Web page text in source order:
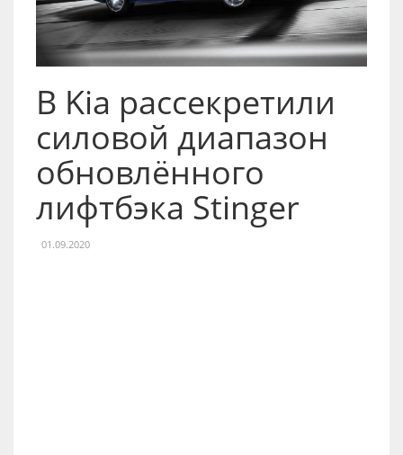
В Kia рассекретили
силовой диапазон
обновлённого
лифтбэка Stinger
01.09.2020